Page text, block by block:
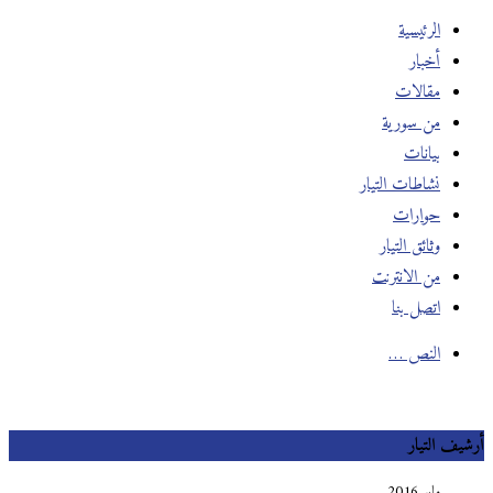
الرئيسية
أخبار
مقالات
من سورية
بيانات
نشاطات التيار
حوارات
وثائق التيار
من الانترنت
اتصل بنا
النص …
التيار